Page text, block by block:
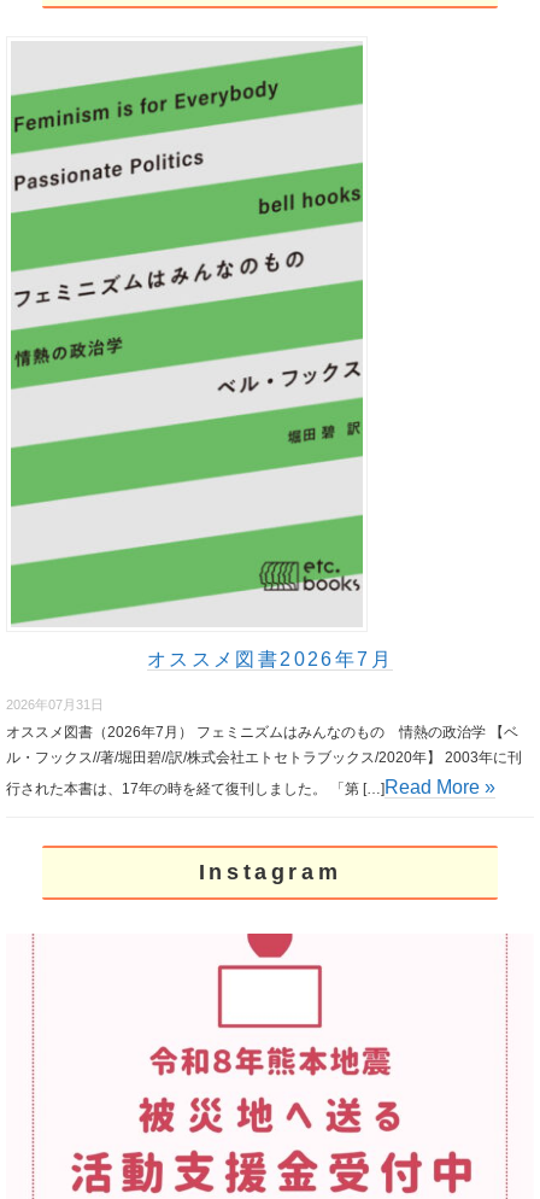
オススメ図書2026年7月
2026年07月31日
オススメ図書（2026年7月） フェミニズムはみんなのもの 情熱の政治学 【ベ
ル・フックス//著/堀田碧//訳/株式会社エトセトラブックス/2020年】 2003年に刊
行された本書は、17年の時を経て復刊しました。 「第 […] Read More »
Instagram